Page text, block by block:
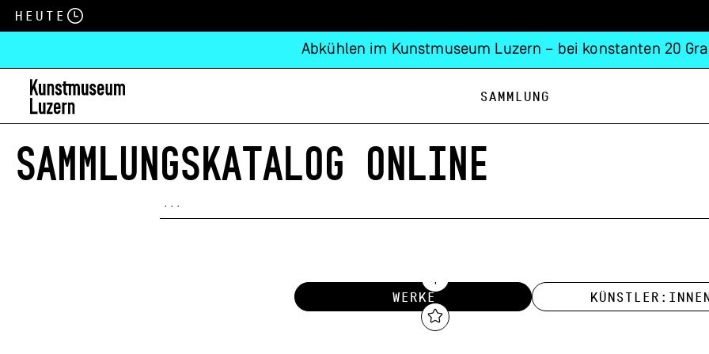
Heute
Abkühlen im Kunstmuseum Luzern – bei konstanten 20
Sammlung
SAMMLUNGSKATALOG ONLINE
WERKE